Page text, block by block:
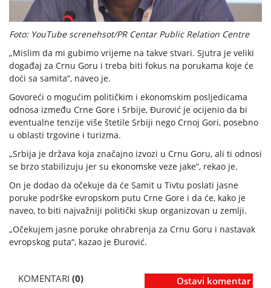
Foto: YouTube screnehsot/PR Centar Public Relation Centre
„Mislim da mi gubimo vrijeme na takve stvari. Sjutra je veliki
događaj za Crnu Goru i treba biti fokus na porukama koje će
doći sa samita“, naveo je.
Govoreći o mogućim političkim i ekonomskim posljedicama
odnosa između Crne Gore i Srbije, Đurović je ocijenio da bi
eventualne tenzije više štetile Srbiji nego Crnoj Gori, posebno
u oblasti trgovine i turizma.
„Srbija je država koja značajno izvozi u Crnu Goru, ali ti odnosi
se brzo stabilizuju jer su ekonomske veze jake“, rekao je.
On je dodao da očekuje da će Samit u Tivtu poslati jasne
poruke podrške evropskom putu Crne Gore i da će, kako je
naveo, to biti najvažniji politički skup organizovan u zemlji.
„Očekujem jasne poruke ohrabrenja za Crnu Goru i nastavak
evropskog puta“, kazao je Đurović.
KOMENTARI (0) Ostavi komentar